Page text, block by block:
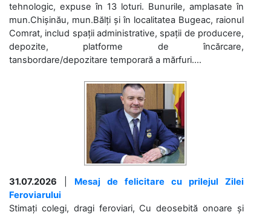
tehnologic, expuse în 13 loturi. Bunurile, amplasate în
mun.Chișinău, mun.Bălți și în localitatea Bugeac, raionul
Comrat, includ spații administrative, spații de producere,
depozite, platforme de încărcare,
tansbordare/depozitare temporară a mărfuri....
31.07.2026
Mesaj de felicitare cu prilejul Zilei
Feroviarului
Stimați colegi, dragi feroviari, Cu deosebită onoare și